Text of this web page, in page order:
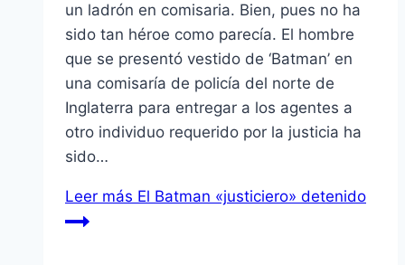
un ladrón en comisaria. Bien, pues no ha
sido tan héroe como parecí­a. El hombre
que se presentó vestido de ‘Batman’ en
una comisarí­a de policí­a del norte de
Inglaterra para entregar a los agentes a
otro individuo requerido por la justicia ha
sido…
Leer más El Batman «justiciero» detenido